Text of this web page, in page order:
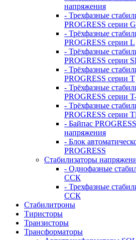
напряжения
- Трехфазные
PROGRESS серии G
- Трёхфазные
PROGRESS серии L
- Трёхфазные
PROGRESS серии
- Трёхфазные
PROGRESS серии T
- Трёхфазные
PROGRESS серии
- Трёхфазные
PROGRESS серии
- Байпас
напряжения
- Блок
PROGRESS
Стабилизаторы
- Однофазные
ССК
- Трехфазные
ССК
Стабилитроны
Тиристоры
Транзисторы
Трансформаторы